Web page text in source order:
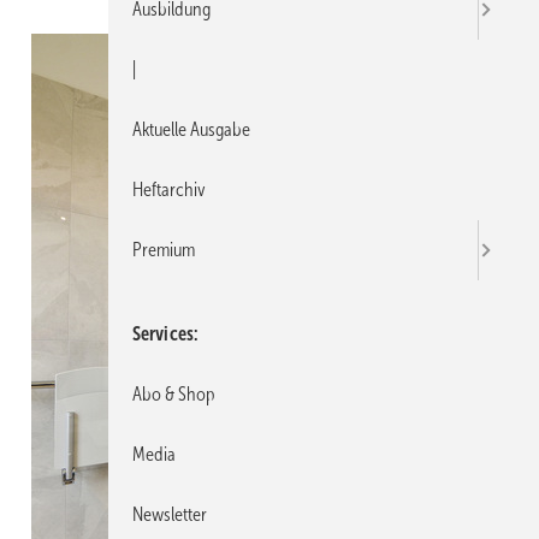
Ausbildung
Aktuelle Ausgabe
Heftarchiv
Premium
Services
Abo & Shop
Media
Newsletter